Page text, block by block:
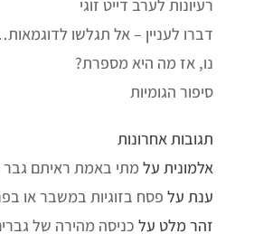
רעיונות לערב דייט זוגי
דברו לעניין – אל תגלשו
נו, אז מה היא מספרת?
סיפור הגומיות
תגובות אחרונות
אלמוניתעל מתי באמת ראיתם
ענתעל פסח בזוגיות במשבר או
זהר מלט על כניסה מהירה של